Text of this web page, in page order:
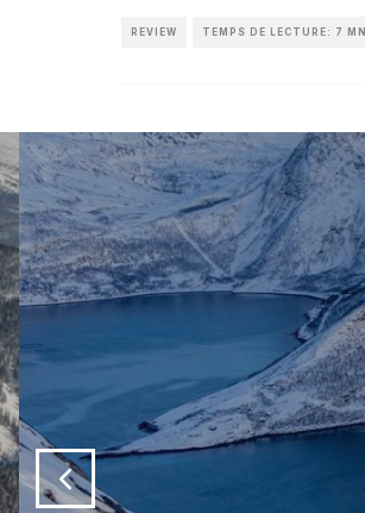
REVIEW TEMPS DE LECTURE: 7 MN